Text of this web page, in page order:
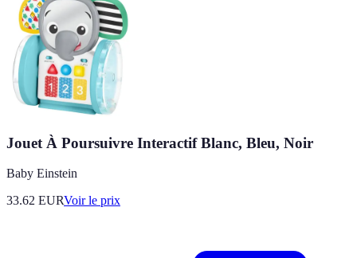
Jouet À Poursuivre Interactif Blanc, Bleu, Noir
Baby Einstein
33.62 EURVoir le prix